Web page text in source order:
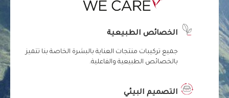
الخصائص الطبيعية
جميع تركيبات منتجات العناية بالبشرة الخاصة بنا تتميز
بالخصائص الطبيعية والفاعلية.
التصميم البيئي